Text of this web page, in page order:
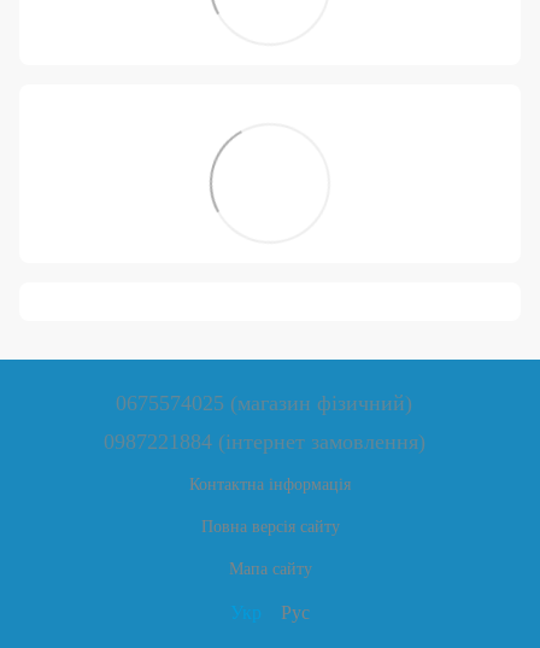
0675574025 (магазин фізичний)
0987221884 (інтернет замовлення)
Контактна інформація
Повна версія сайту
Мапа сайту
Укр Рус